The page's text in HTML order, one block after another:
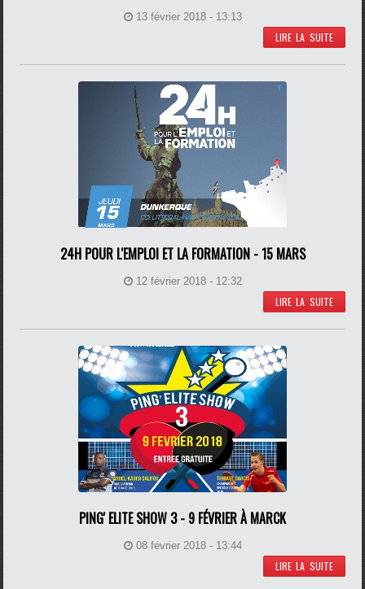
13 février 2018 - 13:13
LIRE LA SUITE
24H POUR L'EMPLOI ET LA FORMATION - 15 MARS
12 février 2018 - 12:32
LIRE LA SUITE
PING' ELITE SHOW 3 - 9 FÉVRIER À MARCK
08 février 2018 - 13:44
LIRE LA SUITE